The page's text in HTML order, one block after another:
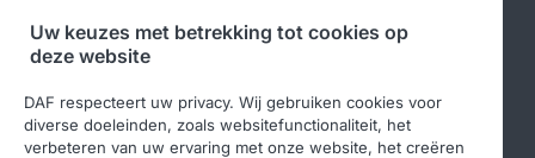
Volg ons
Uw keuzes met betrekking tot cookies op
deze website
DAF respecteert uw privacy. Wij gebruiken cookies voor
diverse doeleinden, zoals websitefunctionaliteit, het
verbeteren van uw ervaring met onze website, het creëren